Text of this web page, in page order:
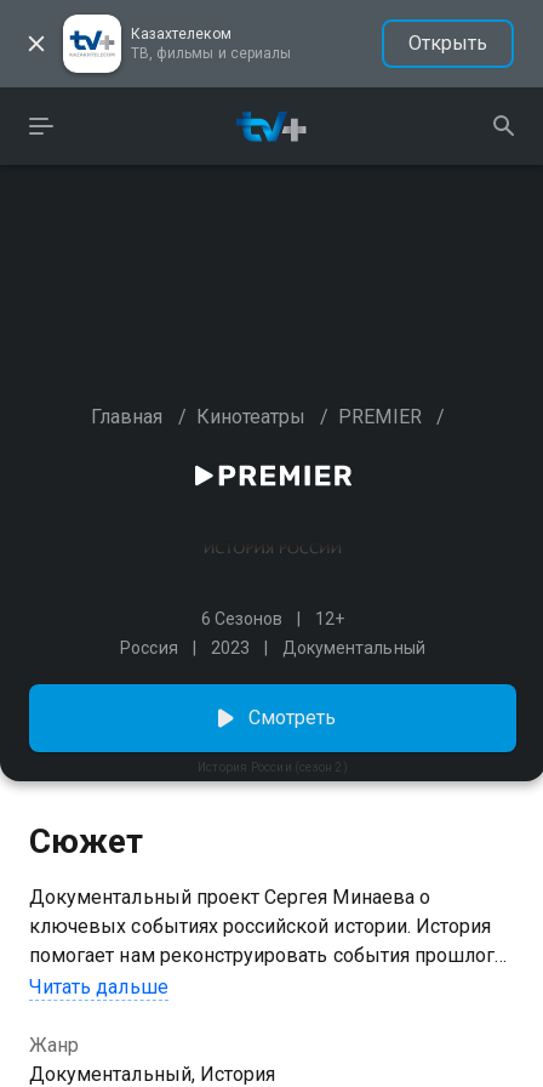
Казахтелеком
ТВ, фильмы и сериалы
Открыть
Главная / Кинотеатры / PREMIER /
6 Сезонов
12+
Россия
2023 Документальный
История России (сезон 2)
Смотреть
Сюжет
Документальный проект Сергея Минаева о
ключевых событиях российской истории. История
помогает нам реконструировать события прошлого,
устанавливать причинно-следственные связи и
строились институты социального и политического
управления. Сергей Минаев, ученик историка-
Читать дальше
Жанр
Документальный, История